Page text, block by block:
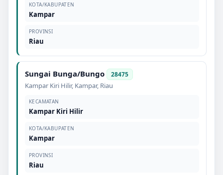
KOTA/KABUPATEN
Kampar
PROVINSI
Riau
Sungai Bunga/Bungo 28475
Kampar Kiri Hilir, Kampar, Riau
KECAMATAN
Kampar Kiri Hilir
KOTA/KABUPATEN
Kampar
PROVINSI
Riau